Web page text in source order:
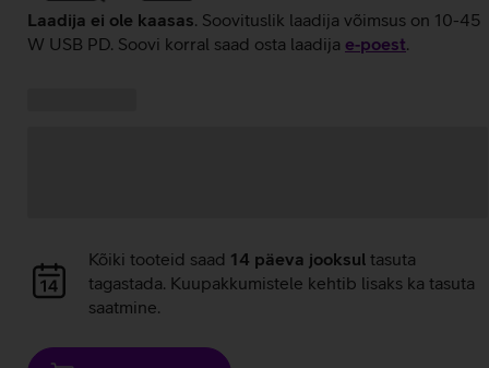
Laadija ei ole kaasas. Soovituslik laadija võimsus on 10-45
W USB PD. Soovi korral saad osta laadija e‑poest.
Andmete
laadimine
Kõiki tooteid saad 14 päeva jooksul tasuta
tagastada. Kuupakkumistele kehtib lisaks ka tasuta
saatmine.